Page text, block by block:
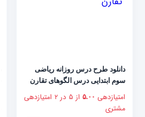
دانلود طرح درس روزانه ریاضی
سوم ابتدایی درس الگوهای تقارن
امتیازدهی ۵.۰۰ از ۵ در ۲ امتیازدهی
مشتری